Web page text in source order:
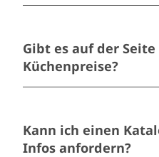
Beratung.
Gibt es auf der Seite
Küchenpreise?
Die konkrete Kalkulation
und Maßen ab.
Kann ich einen
Infos anfordern?